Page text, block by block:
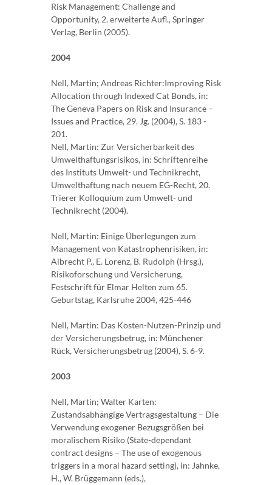
Risk Management: Challenge and
Opportunity, 2. erweiterte Aufl., Springer
Verlag, Berlin (2005).
2004
Nell, Martin; Andreas Richter:Improving Risk
Allocation through Indexed Cat Bonds, in:
The Geneva Papers on Risk and Insurance –
Issues and Practice, 29. Jg. (2004), S. 183 -
201.
Nell, Martin: Zur Versicherbarkeit des
Umwelthaftungsrisikos, in: Schriftenreihe
des Instituts Umwelt- und Technikrecht,
Umwelthaftung nach neuem EG-Recht, 20.
Trierer Kolloquium zum Umwelt- und
Technikrecht (2004).
Nell, Martin: Einige Überlegungen zum
Management von Katastrophenrisiken, in:
Albrecht P., E. Lorenz, B. Rudolph (Hrsg.),
Risikoforschung und Versicherung,
Festschrift für Elmar Helten zum 65.
Geburtstag, Karlsruhe 2004, 425-446
Nell, Martin: Das Kosten-Nutzen-Prinzip und
der Versicherungsbetrug, in: Münchener
Rück, Versicherungsbetrug (2004), S. 6-9.
2003
Nell, Martin; Walter Karten:
Zustandsabhängige Vertragsgestaltung – Die
Verwendung exogener Bezugsgrößen bei
moralischem Risiko (State-dependant
contract designs – The use of exogenous
triggers in a moral hazard setting), in: Jahnke,
H., W. Brüggemann (eds.),